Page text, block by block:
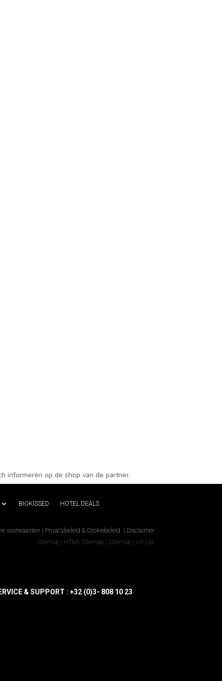
informeren op de shop van de partner.
BIOKISSED HOTEL DEALS
voorwaarden Privacybeleid & Cookiebeleid
Disclaimer
Sitemap| HTML Sitemap| Sitemap| Url List
& SUPPORT : +32 (0)3- 808 10 23